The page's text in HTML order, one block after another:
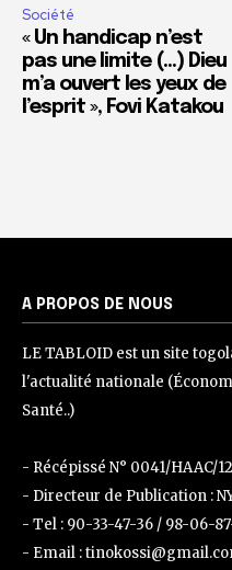
Société
« Un handicap n’est
pas une limite (…) Dieu
m’a ouvert les yeux de
l’esprit », Fovi Katakou
A PROPOS DE NOUS
LE TABLOID est un site
l'actualité nationale
Santé..)
- Récépissé N° 0041/HAAC/
- Directeur de Publication :
- Tel : 90-33-47-36 / 98-06-
- Email :